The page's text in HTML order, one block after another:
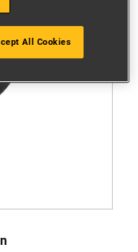
All Cookies